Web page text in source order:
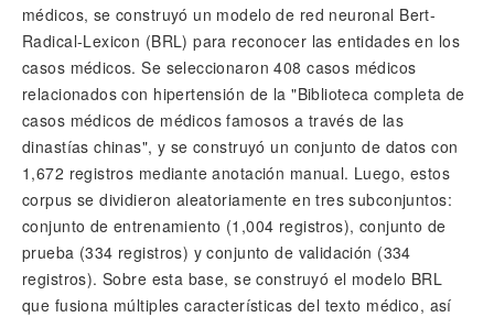
médicos, se construyó un modelo de red neuronal Bert-
Radical-Lexicon (BRL) para reconocer las entidades en los
casos médicos. Se seleccionaron 408 casos médicos
relacionados con hipertensión de la "Biblioteca completa de
casos médicos de médicos famosos a través de las
dinastías chinas", y se construyó un conjunto de datos con
1,672 registros mediante anotación manual. Luego, estos
corpus se dividieron aleatoriamente en tres subconjuntos:
conjunto de entrenamiento (1,004 registros), conjunto de
prueba (334 registros) y conjunto de validación (334
registros). Sobre esta base, se construyó el modelo BRL
que fusiona múltiples características del texto médico, así